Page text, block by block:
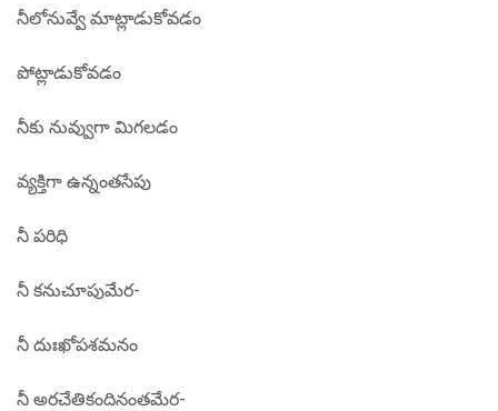
నీలోనువ్వే మాట్లాడుకోవడం
పోట్లాడుకోవడం
నీకు నువ్వుగా మిగలడం
వ్యక్తిగా ఉన్నంతసేపు
నీ పరిధి
నీ కనుచూపుమేర-
నీ దుఃఖోపశమనం
నీ అరచేతికందినంతమేర-